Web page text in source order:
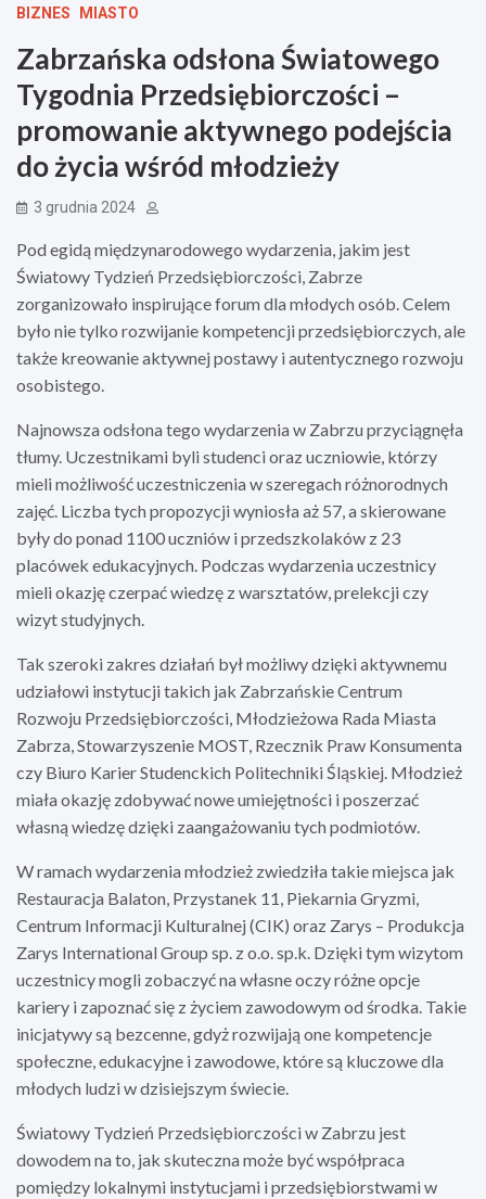
BIZNES MIASTO
Zabrzańska odsłona Światowego
Tygodnia Przedsiębiorczości –
promowanie aktywnego podejścia
do życia wśród młodzieży
3 grudnia 2024
Pod egidą międzynarodowego wydarzenia, jakim jest
Światowy Tydzień Przedsiębiorczości, Zabrze
zorganizowało inspirujące forum dla młodych osób. Celem
było nie tylko rozwijanie kompetencji przedsiębiorczych, ale
także kreowanie aktywnej postawy i autentycznego rozwoju
osobistego.
Najnowsza odsłona tego wydarzenia w Zabrzu przyciągnęła
tłumy. Uczestnikami byli studenci oraz uczniowie, którzy
mieli możliwość uczestniczenia w szeregach różnorodnych
zajęć. Liczba tych propozycji wyniosła aż 57, a skierowane
były do ponad 1100 uczniów i przedszkolaków z 23
placówek edukacyjnych. Podczas wydarzenia uczestnicy
mieli okazję czerpać wiedzę z warsztatów, prelekcji czy
wizyt studyjnych.
Tak szeroki zakres działań był możliwy dzięki aktywnemu
udziałowi instytucji takich jak Zabrzańskie Centrum
Rozwoju Przedsiębiorczości, Młodzieżowa Rada Miasta
Zabrza, Stowarzyszenie MOST, Rzecznik Praw Konsumenta
czy Biuro Karier Studenckich Politechniki Śląskiej. Młodzież
miała okazję zdobywać nowe umiejętności i poszerzać
własną wiedzę dzięki zaangażowaniu tych podmiotów.
W ramach wydarzenia młodzież zwiedziła takie miejsca jak
Restauracja Balaton, Przystanek 11, Piekarnia Gryzmi,
Centrum Informacji Kulturalnej (CIK) oraz Zarys – Produkcja
Zarys International Group sp. z o.o. sp.k. Dzięki tym wizytom
uczestnicy mogli zobaczyć na własne oczy różne opcje
kariery i zapoznać się z życiem zawodowym od środka. Takie
inicjatywy są bezcenne, gdyż rozwijają one kompetencje
społeczne, edukacyjne i zawodowe, które są kluczowe dla
młodych ludzi w dzisiejszym świecie.
Światowy Tydzień Przedsiębiorczości w Zabrzu jest
dowodem na to, jak skuteczna może być współpraca
pomiędzy lokalnymi instytucjami i przedsiębiorstwami w